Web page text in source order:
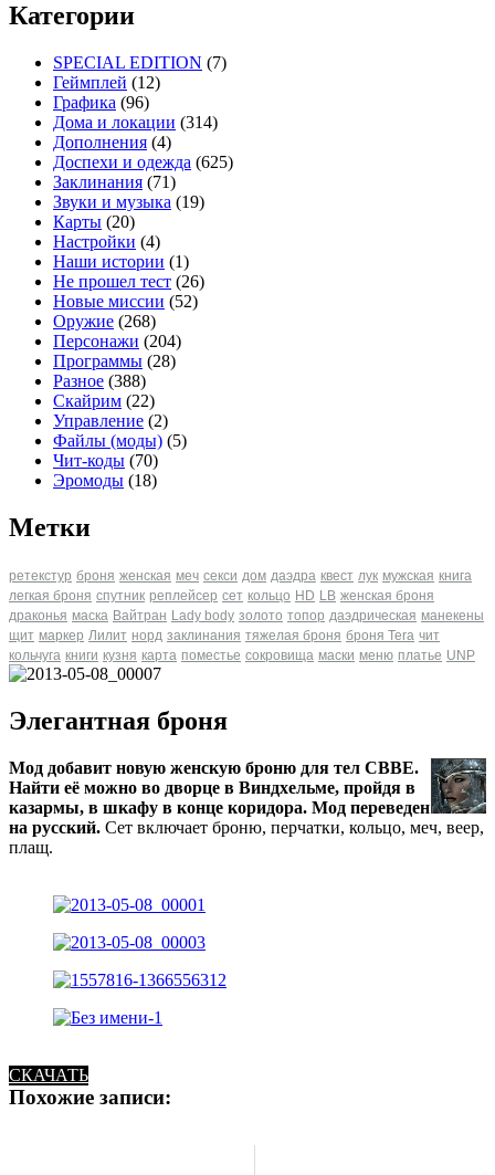
Категории
SPECIAL EDITION (7)
Геймплей (12)
Графика (96)
Дома и локации (314)
Дополнения (4)
Доспехи и одежда (625)
Заклинания (71)
Звуки и музыка (19)
Карты (20)
Настройки (4)
Наши истории (1)
Не прошел тест (26)
Новые миссии (52)
Оружие (268)
Персонажи (204)
Программы (28)
Разное (388)
Скайрим (22)
Управление (2)
Файлы (моды) (5)
Чит-коды (70)
Эромоды (18)
Метки
ретекстур броня женская меч секси дом даэдра квест лук мужская книга
легкая броня спутник реплейсер сет кольцо HD LB женская броня
драконья маска Вайтран Lady body золото топор даэдрическая манекены
щит маркер Лилит норд заклинания тяжелая броня броня Tera чит
кольчуга книги кузня карта поместье сокровища маски меню платье UNP
Элегантная броня
Мод добавит новую женскую броню для тел CBBE.
Найти её можно во дворце в Виндхельме, пройдя в
казармы, в шкафу в конце коридора. Мод переведен
на русский. Сет включает броню, перчатки, кольцо, меч, веер,
плащ.
СКАЧАТЬ
Похожие записи: